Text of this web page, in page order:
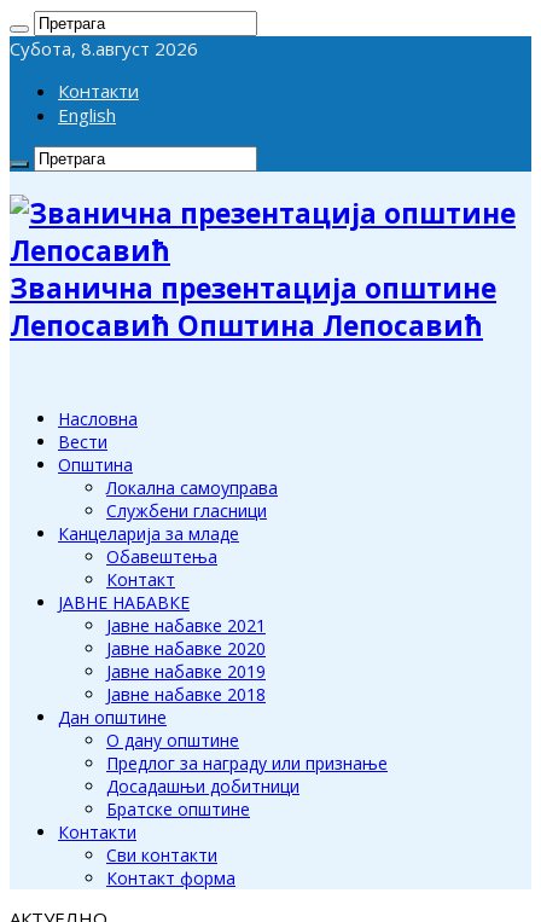
Субота, 8.август 2026
Контакти
English
Званична презентација општине
Лепосавић Општина Лепосавић
Насловна
Вести
Општина
Локална самоуправа
Службени гласници
Канцеларија за младе
Обавештења
Контакт
ЈАВНЕ НАБАВКЕ
Јавне набавке 2021
Јавне набавке 2020
Јавне набавке 2019
Јавне набавке 2018
Дан општине
О дану општине
Предлог за награду или признање
Досадашњи добитници
Братске општине
Контакти
Сви контакти
Контакт форма